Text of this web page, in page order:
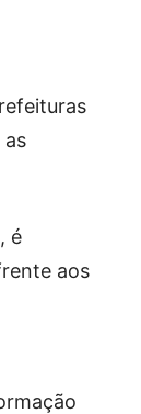
as
é
aos